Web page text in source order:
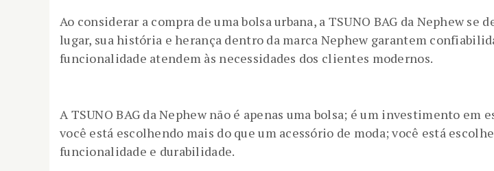
Ao considerar a compra de uma bolsa urbana, a TSUNO BAG da Nephew
lugar, sua história e herança dentro da marca Nephew garantem
funcionalidade atendem às necessidades dos clientes modernos.
A TSUNO BAG da Nephew não é apenas uma bolsa; é um investimento em
você está escolhendo mais do que um acessório de moda; você está
funcionalidade e durabilidade.